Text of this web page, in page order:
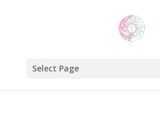
Select Page